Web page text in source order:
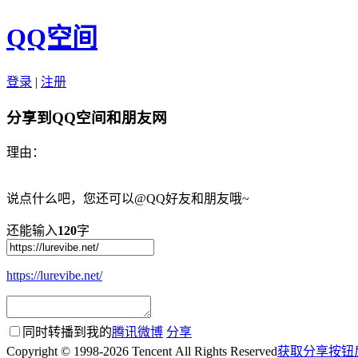
QQ空间
登录 | 注册
分享到QQ空间和朋友网
理由：
说点什么吧，您还可以@QQ好友和朋友哦~
还能输入120字
https://lurevibe.net/
同时转播到我的腾讯微博 分享
Copyright © 1998-2026 Tencent All Rights Reserved获取分享按钮